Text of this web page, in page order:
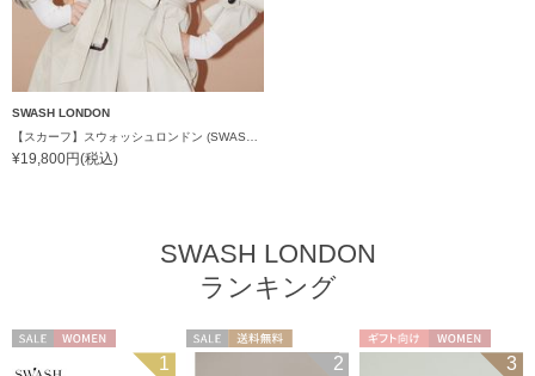
SWASH LONDON
【スカーフ】スウォッシュロンドン (SWASH LONDON) FOLDED SCARVES MADAME 88×88 シルク 日本製
¥19,800円(税込)
SWASH LONDON
ランキング
1 セール送料無料
2 ギフト向けWOMEN 3